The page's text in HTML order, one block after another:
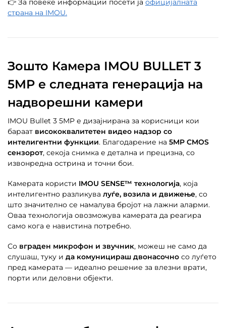
страна на IMOU.
Зошто Камера IMOU BULLET 3
5MP е следната генерација на
надворешни камери
IMOU Bullet 3 5MP е дизајнирана за корисници кои
бараат висококвалитетен видео надзор со
интелигентни функции. Благодарение на 5MP CMOS
сензорот, секоја снимка е детална и прецизна, со
извонредна острина и точни бои.
Камерата користи IMOU SENSE™ технологија, која
интелигентно разликува луѓе, возила и движење, со
што значително се намалува бројот на лажни аларми.
Оваа технологија овозможува камерата да реагира
само кога е навистина потребно.
Со вграден микрофон и звучник, можеш не само да
слушаш, туку и да комуницираш двонасочно со луѓето
пред камерата — идеално решение за влезни врати,
порти или деловни објекти.